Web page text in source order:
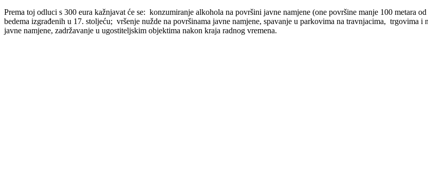
Prema toj odluci s 300 eura kažnjavat će se: konzumiranje alkohola na površini javne namjene (one površine manje 100 metara
bedema izgrađenih u 17. stoljeću; vršenje nužde na površinama javne namjene, spavanje u parkovima na travnjacima, trgovima
javne namjene, zadržavanje u ugostiteljskim objektima nakon kraja radnog vremena.